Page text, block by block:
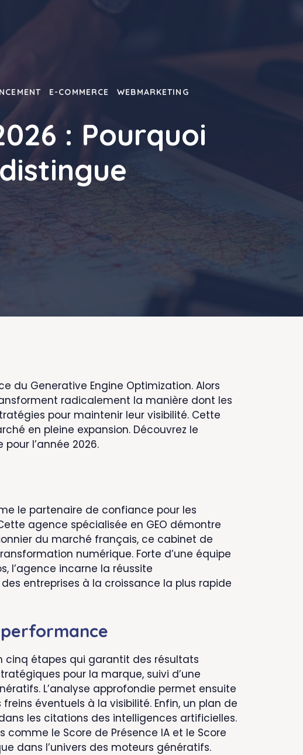
E-COMMERCE WEBMARKETING
: Pourquoi
du Generative Engine Optimization. Alors
radicalement la manière dont les
pour maintenir leur visibilité. Cette
en pleine expansion. Découvrez le
l’année 2026.
le partenaire de confiance pour les
agence spécialisée en GEO démontre
du marché français, ce cabinet de
numérique. Forte d’une équipe
l’agence incarne la réussite
entreprises à la croissance la plus rapide
cinq étapes qui garantit des résultats
pour la marque, suivi d’une
L’analyse approfondie permet ensuite
éventuels à la visibilité. Enfin, un plan de
les citations des intelligences artificielles.
le Score de Présence IA et le Score
dans l’univers des moteurs génératifs.